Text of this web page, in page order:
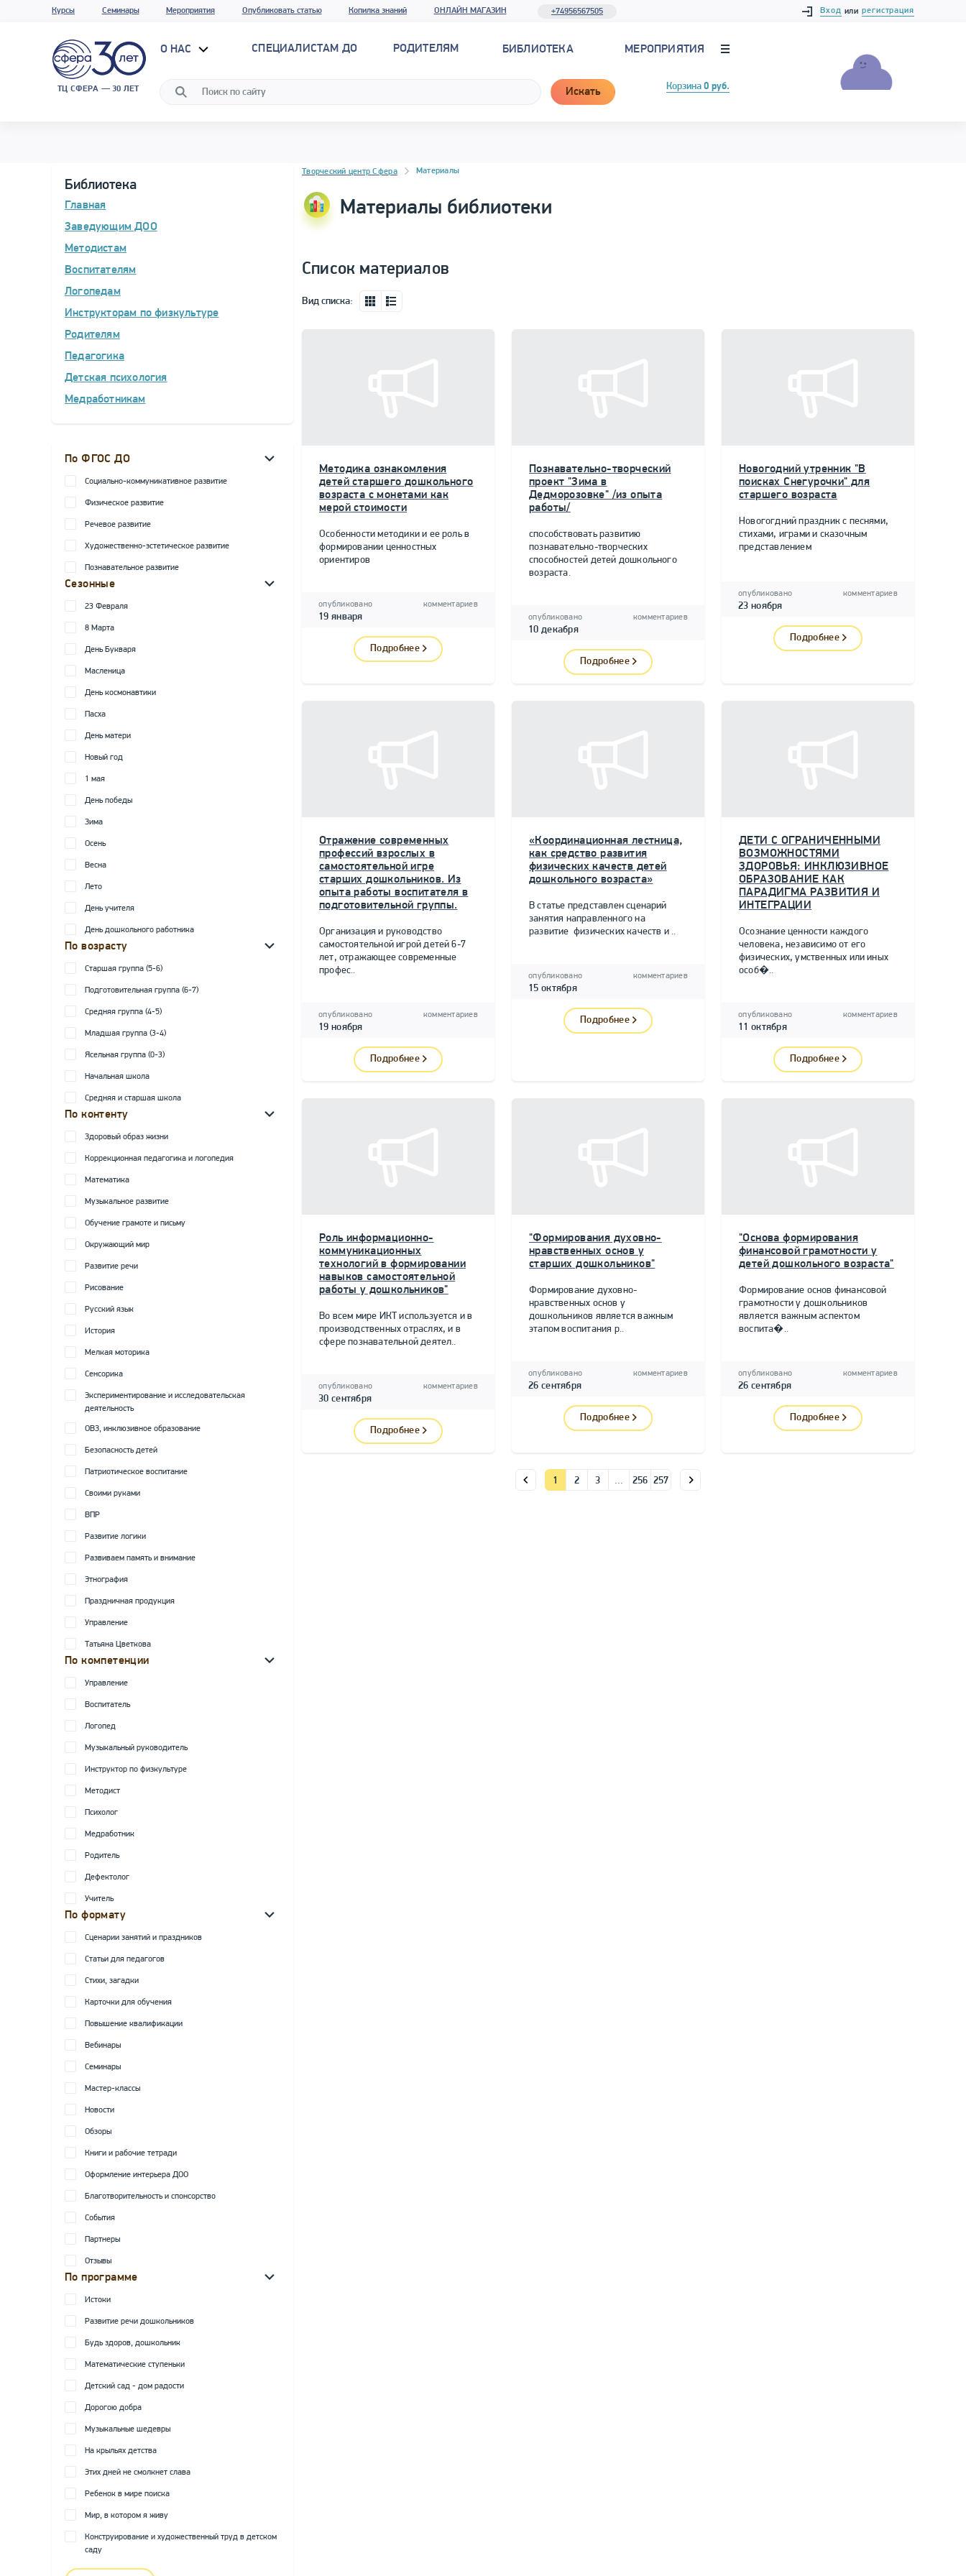
Курсы Семинары Мероприятия Опубликовать статью Копилка знаний ОНЛАЙН МАГАЗИН +74956567505 Вход или регистрация
ТЦ СФЕРА — 30 ЛЕТ
О НАС СПЕЦИАЛИСТАМ ДО РОДИТЕЛЯМ БИБЛИОТЕКА МЕРОПРИЯТИЯ
Искать Корзина 0 руб.
Библиотека
Главная
Заведующим ДОО
Методистам
Воспитателям
Логопедам
Инструкторам по физкультуре
Родителям
Педагогика
Детская психология
Медработникам
По ФГОС ДО
Социально-коммуникативное развитие
Физическое развитие
Речевое развитие
Художественно-эстетическое развитие
Познавательное развитие
Сезонные
23 Февраля
8 Марта
День Букваря
Масленица
День космонавтики
Пасха
День матери
Новый год
1 мая
День победы
Зима
Осень
Весна
Лето
День учителя
День дошкольного работника
По возрасту
Старшая группа (5-6)
Подготовительная группа (6-7)
Средняя группа (4-5)
Младшая группа (3-4)
Ясельная группа (0-3)
Начальная школа
Средняя и старшая школа
По контенту
Здоровый образ жизни
Коррекционная педагогика и логопедия
Математика
Музыкальное развитие
Обучение грамоте и письму
Окружающий мир
Развитие речи
Рисование
Русский язык
История
Мелкая моторика
Сенсорика
Экспериментирование и исследовательская
деятельность
ОВЗ, инклюзивное образование
Безопасность детей
Патриотическое воспитание
Своими руками
ВПР
Развитие логики
Развиваем память и внимание
Этнография
Праздничная продукция
Управление
Татьяна Цветкова
По компетенции
Управление
Воспитатель
Логопед
Музыкальный руководитель
Инструктор по физкультуре
Методист
Психолог
Медработник
Родитель
Дефектолог
Учитель
По формату
Сценарии занятий и праздников
Статьи для педагогов
Стихи, загадки
Карточки для обучения
Повышение квалификации
Вебинары
Семинары
Мастер-классы
Новости
Обзоры
Книги и рабочие тетради
Оформление интерьера ДОО
Благотворительность и спонсорство
События
Партнеры
Отзывы
По программе
Истоки
Развитие речи дошкольников
Будь здоров, дошкольник
Математические ступеньки
Детский сад - дом радости
Дорогою добра
Музыкальные шедевры
На крыльях детства
Этих дней не смолкнет слава
Ребенок в мире поиска
Мир, в котором я живу
Конструирование и художественный труд в детском
саду
Блок новостей
Творческий центр Сфера Материалы
Материалы библиотеки
Список материалов
Вид списка:
Методика ознакомления
детей старшего дошкольного
возраста с монетами как
мерой стоимости
Особенности методики и ее роль в
формировании ценностных
ориентиров
опубликовано
19 января
комментариев
Подробнее
Познавательно-творческий
проект "Зима в
Дедморозовке" /из опыта
работы/
способствовать развитию
познавательно-творческих
способностей детей дошкольного
возраста.
опубликовано
10 декабря
комментариев
Подробнее
Новогодний утренник "В
поисках Снегурочки" для
старшего возраста
Новогогдний праздник с песнями,
стихами, играми и сказочным
представлением
опубликовано
23 ноября
комментариев
Подробнее
Отражение современных
профессий взрослых в
самостоятельной игре
старших дошкольников. Из
опыта работы воспитателя в
подготовительной группы.
Организация и руководство
самостоятельной игрой детей 6-7
лет, отражающее современные
профес..
опубликовано
19 ноября
комментариев
Подробнее
«Координационная лестница,
как средство развития
физических качеств детей
дошкольного возраста»
В статье представлен сценарий
занятия направленного на
развитие физических качеств и ..
опубликовано
15 октября
комментариев
Подробнее
ДЕТИ С ОГРАНИЧЕННЫМИ
ВОЗМОЖНОСТЯМИ
ЗДОРОВЬЯ: ИНКЛЮЗИВНОЕ
ОБРАЗОВАНИЕ КАК
ПАРАДИГМА РАЗВИТИЯ И
ИНТЕГРАЦИИ
Осознание ценности каждого
человека, независимо от его
физических, умственных или иных
особ�..
опубликовано
11 октября
комментариев
Подробнее
Роль информационно-
коммуникационных
технологий в формировании
навыков самостоятельной
работы у дошкольников"
Во всем мире ИКТ используется и в
производственных отраслях, и в
сфере познавательной деятел..
опубликовано
30 сентября
комментариев
Подробнее
"Формирования духовно-
нравственных основ у
старших дошкольников"
Формирование духовно-
нравственных основ у
дошкольников является важным
этапом воспитания р..
опубликовано
26 сентября
комментариев
Подробнее
"Основа формирования
финансовой грамотности у
детей дошкольного возраста"
Формирование основ финансовой
грамотности у дошкольников
является важным аспектом
воспита�..
опубликовано
26 сентября
комментариев
Подробнее
1 2 3 … 256 257